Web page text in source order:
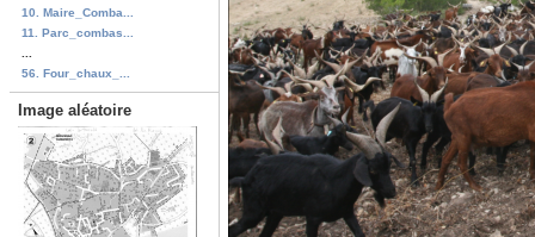
10. Maire_Comba...
11. Parc_combas...
56. Four_chaux_...
Image aléatoire